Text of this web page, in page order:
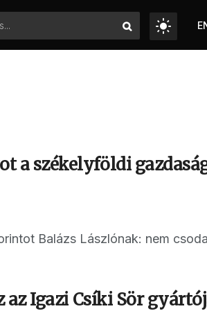
a székelyföldi
Balázs Lászlónak: nem
az Igazi Csíki Sör